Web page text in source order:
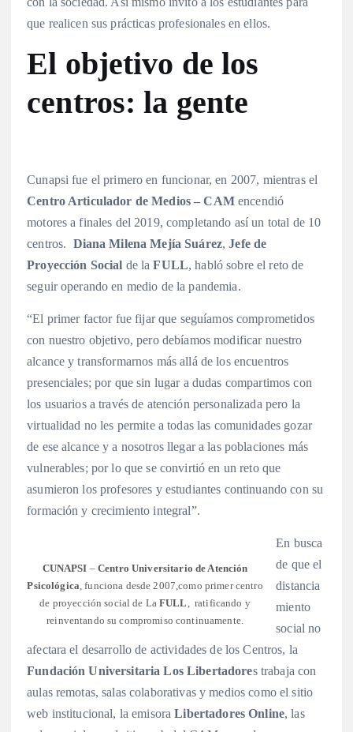
que realicen sus prácticas profesionales en ellos.
El objetivo de los
centros: la gente
Cunapsi fue el primero en funcionar, en 2007, mientras el
Centro Articulador de Medios – CAMencendió
motores a finales del 2019, completando así un total de 10
centros. Diana Milena Mejía Suárez,Jefe de
Proyección Social de laFULL, habló sobre el reto de
seguir operando en medio de la pandemia.
“El primer factor fue fijar que seguíamos comprometidos
con nuestro objetivo, pero debíamos modificar nuestro
alcance y transformarnos más allá de los encuentros
presenciales; por que sin lugar a dudas compartimos con
los usuarios a través de atención personalizada pero la
virtualidad no les permite a todas las comunidades gozar
de ese alcance y a nosotros llegar a las poblaciones más
vulnerables; por lo que se convirtió en un reto que
asumieron los profesores y estudiantes continuando con su
formación y crecimiento integral”.
CUNAPSI –Centro Universitario de Atención
Psicológica, funciona desde 2007,como primer centro
de proyección social de LaFULL , ratificando y
reinventando su compromiso continuamente.
En busca
de que el
distancia
miento
social no
afectara el desarrollo de actividades de los Centros, la
Fundación Universitaria Los Libertadores trabaja con
aulas remotas, salas colaborativas y medios como el sitio
web institucional, la emisoraLibertadores Online, las